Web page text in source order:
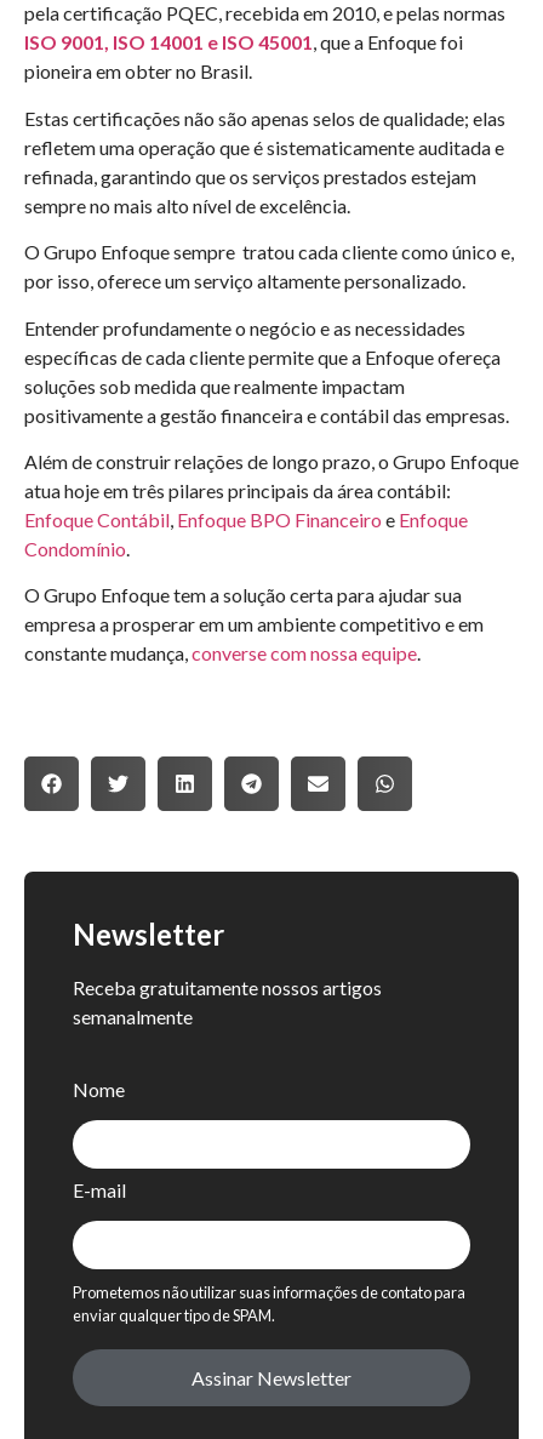
pela certificação PQEC, recebida em 2010, e pelas normas
ISO 9001, ISO 14001 e ISO 45001,que a Enfoque foi
pioneira em obter no Brasil.
Estas certificações não são apenas selos de qualidade; elas
refletem uma operação que é sistematicamente auditada e
refinada, garantindo que os serviços prestados estejam
sempre no mais alto nível de excelência.
O Grupo Enfoque sempre tratou cada cliente como único e,
por isso, oferece um serviço altamente personalizado.
Entender profundamente o negócio e as necessidades
específicas de cada cliente permite que a Enfoque ofereça
soluções sob medida que realmente impactam
positivamente a gestão financeira e contábil das empresas.
Além de construir relações de longo prazo, o Grupo Enfoque
atua hoje em três pilares principais da área contábil:
Enfoque Contábil, Enfoque BPO Financeiro e Enfoque
Condomínio.
O Grupo Enfoque tem a solução certa para ajudar sua
empresa a prosperar em um ambiente competitivo e em
constante mudança,converse com nossa equipe.
Newsletter
Receba gratuitamente nossos artigos
semanalmente
Nome
E-mail
Prometemos não utilizar suas informações de contato para
enviar qualquer tipo de SPAM.
Assinar Newsletter